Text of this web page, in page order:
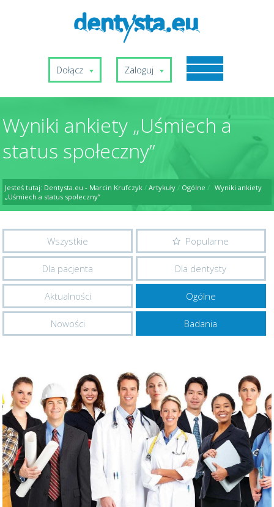
Dołącz Zaloguj
Wyniki ankiety „Uśmiech a
status społeczny”
Jesteś tutaj: Dentysta.eu - Marcin Krufczyk / Artykuły / Ogólne / Wyniki ankiety
„Uśmiech a status społeczny”
Wszystkie Popularne
Dla pacjenta Dla dentysty
Aktualności Ogólne
Nowości Badania